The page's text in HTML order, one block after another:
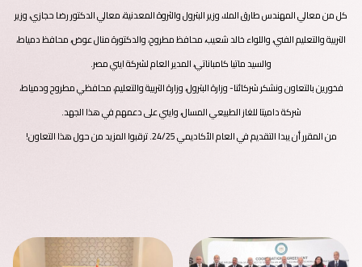
كل من معالي المهندس طارق الملا، وزير البترول والثروة المعدنية، معالي الدكتور رضا حجازي، وزير
التربية والتعليم الفني، واللواء خالد شعيب، محافظ مطروح، والدكتورة منال عوض، محافظ دمياط،
والسيد ماتيا كامباناتي، المدير العام لشركة ايني مصر.
فخورين بالتعاون ونشكر شركائنا- وزارة البترول، وزارة التربية والتعليم، محافظي مطروح ودمياط،
شركة داميتا للغاز الطبيعي المسال، وايني على دعمهم في هذا الجهد.
من المقرر أن يبدا التقديم في العام الأكاديمي 24/25. ترقبوا المزيد من حول هذا التعاون!